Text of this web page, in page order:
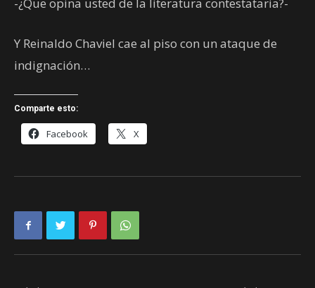
Y Reinaldo Chaviel cae al piso con un ataque de
indignación…
Comparte esto:
Facebook X